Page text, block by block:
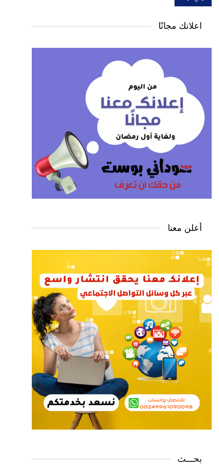
اعلانك مجانًا
أعلن معنا
بحـــث